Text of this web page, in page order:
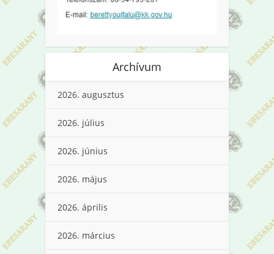
Archívum
2026. augusztus
2026. július
2026. június
2026. május
2026. április
2026. március